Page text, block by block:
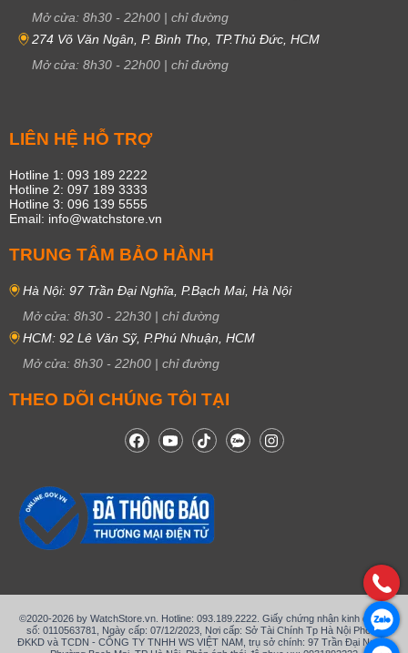
Mở cửa: 8h30 - 22h00 | chỉ đường
274 Võ Văn Ngân, P. Bình Thọ, TP.Thủ Đức, HCM
Mở cửa: 8h30 - 22h00 | chỉ đường
LIÊN HỆ HỖ TRỢ
Hotline 1: 093 189 2222
Hotline 2: 097 189 3333
Hotline 3: 096 139 5555
Email: info@watchstore.vn
TRUNG TÂM BẢO HÀNH
Hà Nội: 97 Trần Đại Nghĩa, P.Bạch Mai, Hà Nội
Mở cửa: 8h30 - 22h30 | chỉ đường
HCM: 92 Lê Văn Sỹ, P.Phú Nhuận, HCM
Mở cửa: 8h30 - 22h00 | chỉ đường
THEO DÕI CHÚNG TÔI TẠI
©2020-2026 by WatchStore.vn. Hotline: 093.189.2222. Giấy chứng nhận kinh doanh
số: 0110563781, Ngày cấp: 07/12/2023, Nơi cấp: Sở Tài Chính Tp Hà Nội Phòng
ĐKKD và TCDN - CÔNG TY TNHH WS VIỆT NAM, trụ sở chính: 97 Trần Đại Nghĩa,